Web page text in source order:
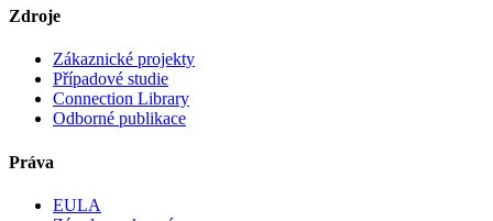
Zdroje
Zákaznické projekty
Případové studie
Connection Library
Odborné publikace
Práva
EULA